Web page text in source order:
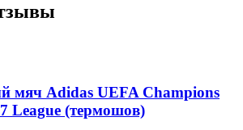
мяч Adidas UEFA Champions
League (термошов)